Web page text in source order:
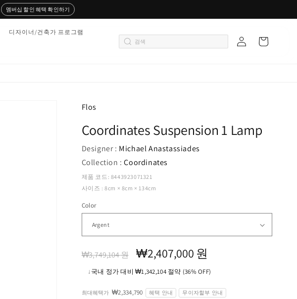
멤버십 할인 혜택 확인하기
디자이너/건축가 프로그램
그
트
Flos
Coordinates Suspension 1 Lamp
Designer : Michael Anastassiades
Collection :Coordinates
제품 코드: 8443923071321
사이즈 : 8cm × 8cm × 134cm
Color
정
₩3,749,104 원
할
가
₩2,407,000 원
↓국내 정가 대비 ₩1,342,104 절약 (36% OFF)
최대혜택가 ₩2,334,790 혜택 안내 무이자할부 안내